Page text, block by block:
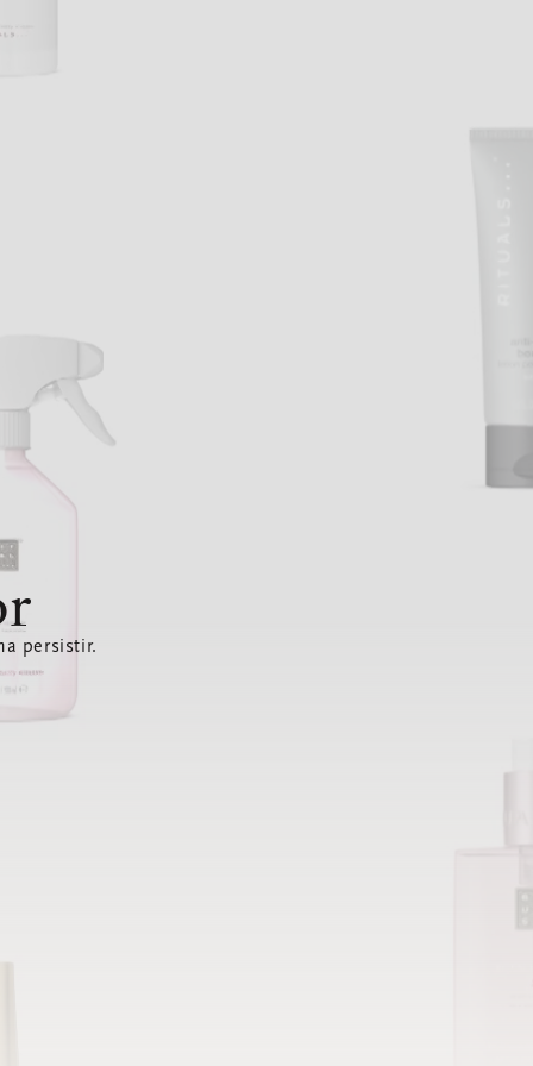
persistir.